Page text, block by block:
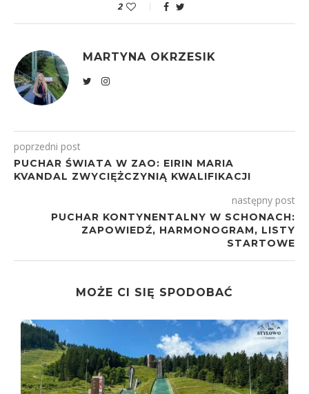
2
MARTYNA OKRZESIK
poprzedni post
PUCHAR ŚWIATA W ZAO: EIRIN MARIA
KVANDAL ZWYCIĘŻCZYNIĄ KWALIFIKACJI
następny post
PUCHAR KONTYNENTALNY W SCHONACH:
ZAPOWIEDŹ, HARMONOGRAM, LISTY
STARTOWE
MOŻE CI SIĘ SPODOBAĆ